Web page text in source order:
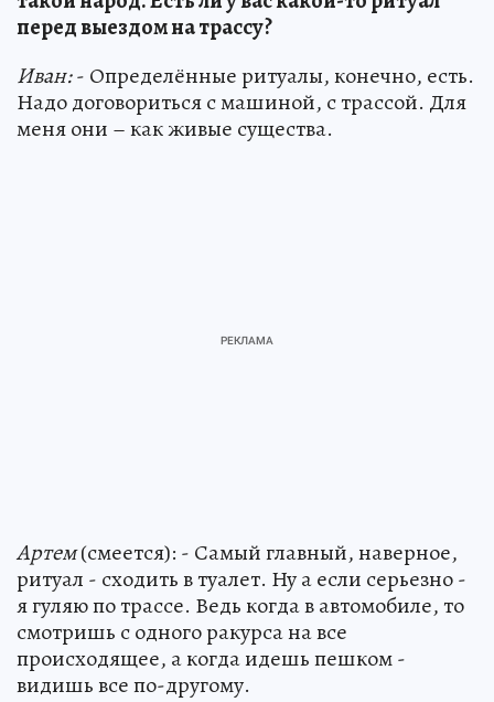
перед выездом на трассу?
Иван:- Определённые ритуалы, конечно, есть.
Надо договориться с машиной, с трассой. Для
меня они – как живые существа.
Артем(смеется): - Самый главный, наверное,
ритуал - сходить в туалет. Ну а если серьезно -
я гуляю по трассе. Ведь когда в автомобиле, то
смотришь с одного ракурса на все
происходящее, а когда идешь пешком -
видишь все по-другому.